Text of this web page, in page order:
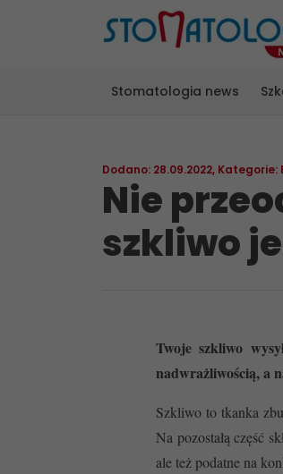
Stomatologia news
Dodano: 28.09.2022, Kategorie:
Nie
szkliwo
Twoje szkliwo
nadwrażliwością, a
Szkliwo to tkanka
Na pozostałą część
ale też podatne na